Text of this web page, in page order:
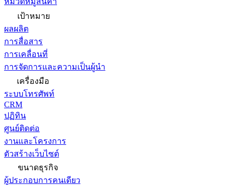
เป้าหมาย
ผลผลิต
การสื่อสาร
การเคลื่อนที่
การจัดการและความเป็นผู้นำ
เครื่องมือ
ระบบโทรศัพท์
CRM
ปฏิทิน
ศูนย์ติดต่อ
งานและโครงการ
ตัวสร้างเว็บไซต์
ขนาดธุรกิจ
ผู้ประกอบการคนเดียว